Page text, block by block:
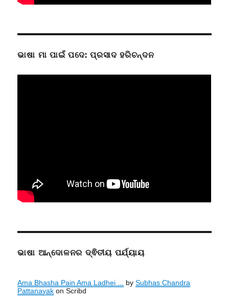
ଭାଷା ମା ପାଇଁ ପଦେ: ପ୍ରସାଦ ହରିଚନ୍ଦନ
ଭାଷା ଆନ୍ଦୋଳନର ଦ୍ଵିତୀୟ ପର୍ଯ୍ୟାୟ
Ama Bhasha Pain Ama Ladhei ... bySubhas Chandra
Pattanayak on Scribd